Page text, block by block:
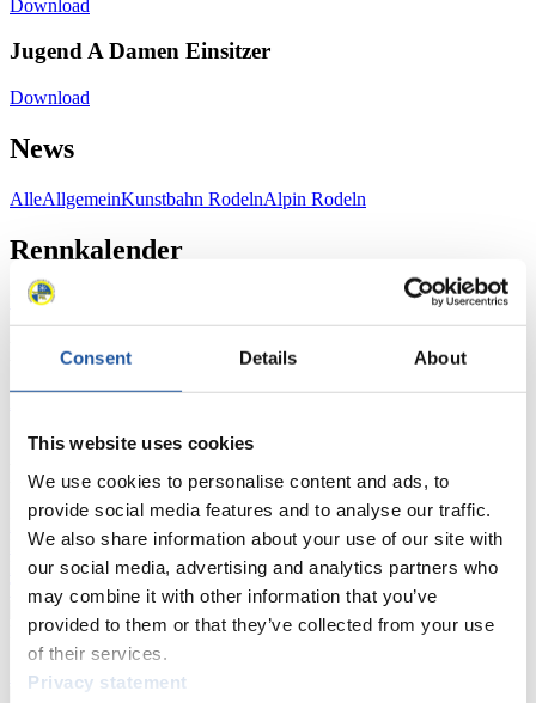
Consent Details About
This website uses cookies
We use cookies to personalise content and ads, to
provide social media features and to analyse our traffic.
We also share information about your use of our site with
our social media, advertising and analytics partners who
may combine it with other information that you’ve
provided to them or that they’ve collected from your use
of their services.
Privacy statement
Download
Jugend A Damen Einsitzer
Download
News
AlleAllgemeinKunstbahn RodelnAlpin Rodeln
Rennkalender
Kunstbahn Rodeln Rennkalender als PDF
Ergebnisse
FIL LIVE TV
Live Streaming
Live Streaming Alpin
RodelnHighlights YOG Gangwon 2024
Ergebnis-Live-Ticker Kunstbahn
Tippspiel
Naturbahn
Zielgruppen Anzeigen